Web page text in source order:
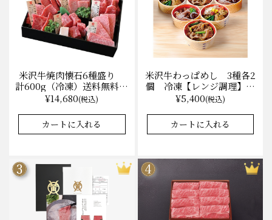
米沢牛焼肉懐石6種盛り
計600g（冷凍）送料無料
化粧箱入
¥14,680(税込)
カートに入れる
米沢牛わっぱめし 3種各2
個 冷凍【レンジ調理】化
粧箱入
¥5,400(税込)
★★★★★
★★★★★ 4.6 31件